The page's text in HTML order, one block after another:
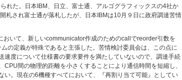
れた。日本IBM、日立、富士通、アルゴグラフィックスの4社か
札され富士通が落札したが、日本IBMは10月９日に政府調達苦情
いて、新しいcommunicator作成のためのcallでreorder引数を
の定義が特殊であると主張した。苦情検討委員会は、この点に
度について仕様書の要求要件を満たしていないので、調達手続
間の物理的距離を小さくすることにより通信時間を短縮し、
。現在の6機種すべてにおいて、『再割り当て可能』としてい